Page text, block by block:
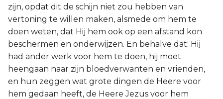
zijn, opdat dit de schijn niet zou hebben van
vertoning te willen maken, alsmede om hem te
doen weten, dat Hij hem ook op een afstand kon
beschermen en onderwijzen. En behalve dat: Hij
had ander werk voor hem te doen, hij moet
heengaan naar zijn bloedverwanten en vrienden,
en hun zeggen wat grote dingen de Heere voor
hem gedaan heeft, de Heere Jezus voor hem